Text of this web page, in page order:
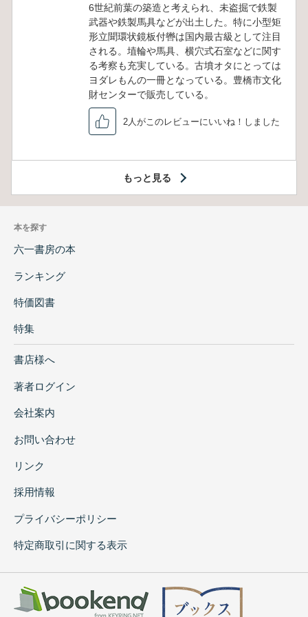
6世紀前葉の築造と考えられ、未盗掘で鉄製
武器や鉄製馬具などが出土した。特に小型矩
形立聞環状鏡板付轡は国内最古級として注目
される。埴輪や馬具、横穴式石室などに関す
る考察も充実している。古墳オタにとっては
ヨダレもんの一冊となっている。豊橋市文化
財センターで販売している。
2人がこのレビューにいいね！しました
もっと見る
本を探す
六一書房の本
ランキング
特価図書
特集
書店様へ
著者ログイン
会社案内
お問い合わせ
リンク
採用情報
プライバシーポリシー
特定商取引に関する表示